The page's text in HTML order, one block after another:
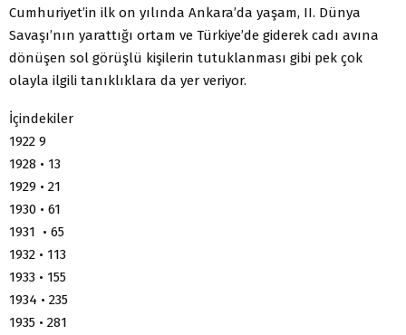
Cumhuriyet’in ilk on yılında Ankara’da yaşam, II. Dünya
Savaşı’nın yarattığı ortam ve Türkiye’de giderek cadı avına
dönüşen sol görüşlü kişilerin tutuklanması gibi pek çok
olayla ilgili tanıklıklara da yer veriyor.
İçindekiler
1922 9
1928 • 13
1929 • 21
1930 • 61
1931 • 65
1932 • 113
1933 • 155
1934 • 235
1935 • 281